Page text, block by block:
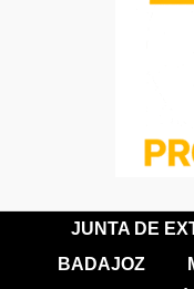
JUNTA DE
BADAJOZ